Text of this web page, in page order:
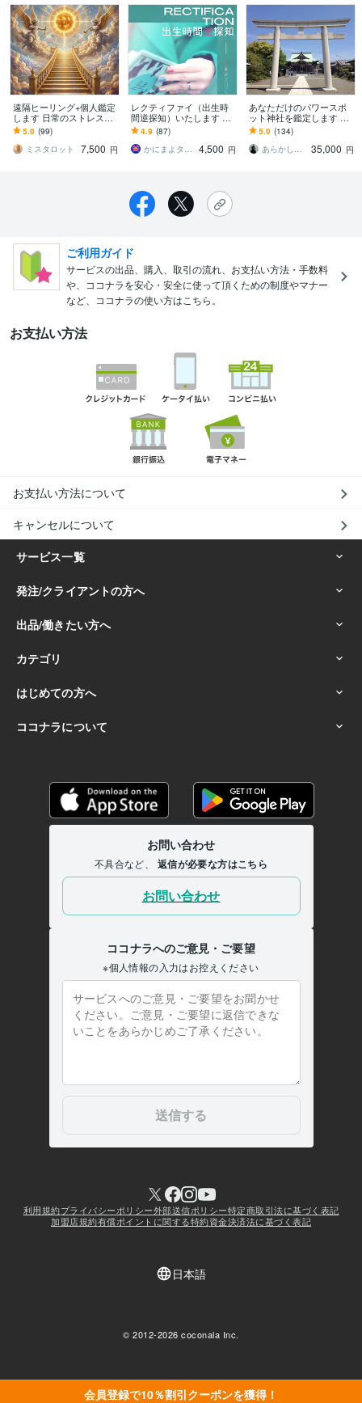
会員登録で10％割引クーポンを獲得！
遠隔ヒーリング+個人鑑定
します 日常のストレスや
悩みを癒し、心の安らぎ
をお届けします。
5.0 (99)
ミスタロット
7,500 円
レクティファイ（出生時
間逆探知）いたします 母
子手帳がなくても大丈
夫！生まれた時間が不明
な方へ
4.9 (87)
かにまよタロット
4,500 円
あなただけのパワースポ
ット神社を鑑定します 第
六感で相性のあう神社を
お伝えします。
5.0 (134)
あらかし時雨
35,000 円
ご利用ガイド
サービスの出品、購入、取引の流れ、お支払い方法・手数料
や、ココナラを安心・安全に使って頂くための制度やマナー
など、ココナラの使い方はこちら。
お支払い方法
お支払い方法について
キャンセルについて